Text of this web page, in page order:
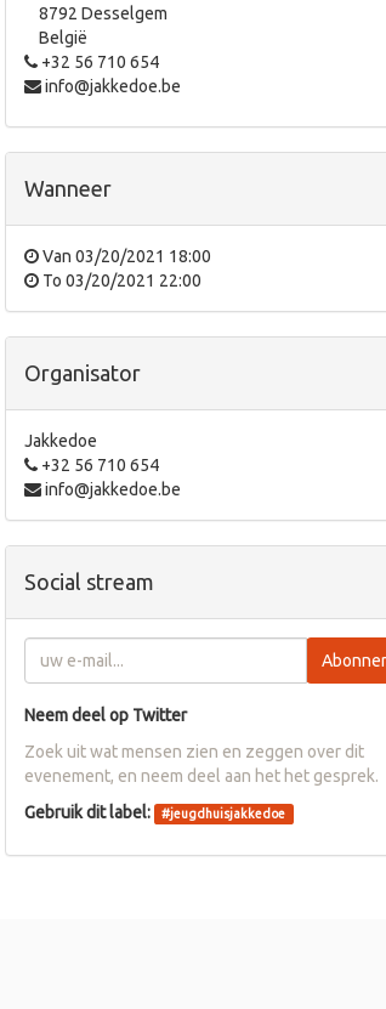
8792 Desselgem
België
+32 56 710 654
info@jakkedoe.be
Wanneer
Van 03/20/2021 18:00
To 03/20/2021 22:00
Organisator
Jakkedoe
+32 56 710 654
info@jakkedoe.be
Social stream
Neem deel op Twitter
Zoek uit wat mensen zien en zeggen over dit
evenement, en neem deel aan het het gesprek.
Gebruik dit label:
#jeugdhuisjakkedoe